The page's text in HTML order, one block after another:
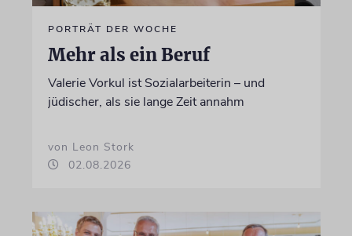
PORTRÄT DER WOCHE
Mehr als ein Beruf
Valerie Vorkul ist Sozialarbeiterin – und
jüdischer, als sie lange Zeit annahm
von Leon Stork
02.08.2026